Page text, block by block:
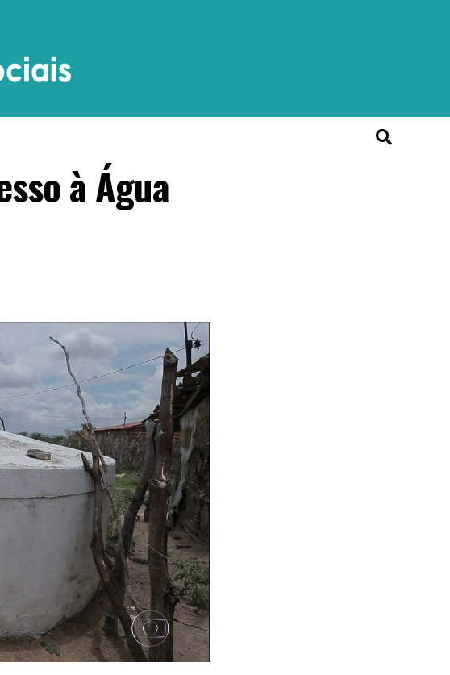
à Água